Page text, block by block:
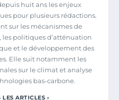
huit ans les enjeux
pour plusieurs rédactions.
sur les mécanismes de
politiques d’atténuation
et le développement des
Elle suit notamment les
sur le climat et analyse
bas-carbone.
ARTICLES ›